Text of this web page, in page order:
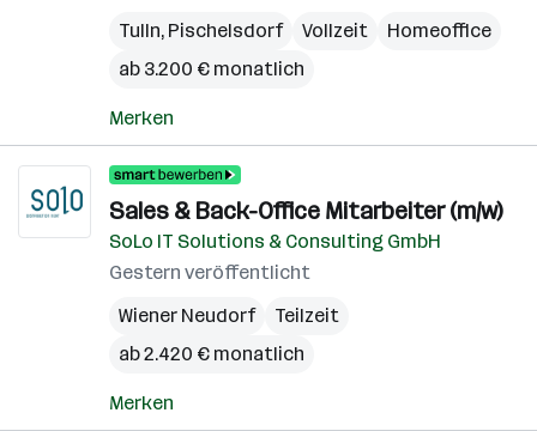
Tulln, Pischelsdorf Vollzeit
Homeoffice
ab 3.200 € monatlich
Merken
Sales & Back-Office Mitarbeiter (m/w)
SoLo IT Solutions & Consulting GmbH
Gestern veröffentlicht
Wiener Neudorf
Teilzeit
ab 2.420 € monatlich
Merken